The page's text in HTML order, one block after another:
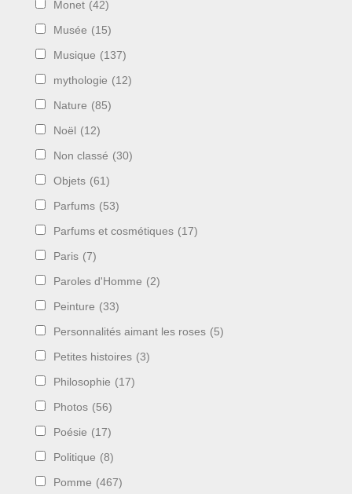
Monet (42)
Musée (15)
Musique (137)
mythologie (12)
Nature (85)
Noël (12)
Non classé (30)
Objets (61)
Parfums (53)
Parfums et cosmétiques (17)
Paris (7)
Paroles d'Homme (2)
Peinture (33)
Personnalités aimant les roses (5)
Petites histoires (3)
Philosophie (17)
Photos (56)
Poésie (17)
Politique (8)
Pomme (467)